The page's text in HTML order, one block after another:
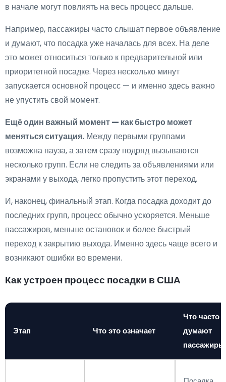
в начале могут повлиять на весь процесс дальше.
Например, пассажиры часто слышат первое объявление
и думают, что посадка уже началась для всех. На деле
это может относиться только к предварительной или
приоритетной посадке. Через несколько минут
запускается основной процесс — и именно здесь важно
не упустить свой момент.
Ещё один важный момент — как быстро может
меняться ситуация. Между первыми группами
возможна пауза, а затем сразу подряд вызываются
несколько групп. Если не следить за объявлениями или
экранами у выхода, легко пропустить этот переход.
И, наконец, финальный этап. Когда посадка доходит до
последних групп, процесс обычно ускоряется. Меньше
пассажиров, меньше остановок и более быстрый
переход к закрытию выхода. Именно здесь чаще всего и
возникают ошибки во времени.
Как устроен процесс посадки в США
Этап Что это означает
Что часто
думают
пассажиры